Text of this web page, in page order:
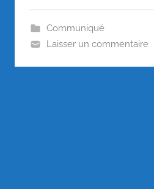
Communiqué
Laisser un commentaire